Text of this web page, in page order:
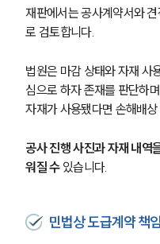
재판에서는 공사계약서와
로 검토합니다.
법원은 마감 상태와 자재 사
심으로 하자 존재를 판단하
자재가 사용됐다면 손해배
공사 진행 사진과 자재 내역
워질 수 있습니다.
민법상 도급계약 책